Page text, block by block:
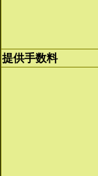
提供手数料